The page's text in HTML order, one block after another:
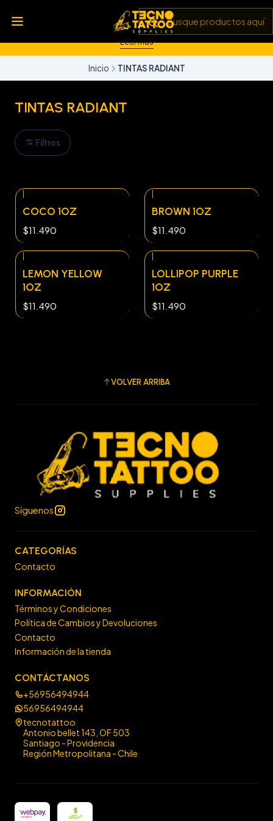
💥 Insumos, máquinas y tecnología de punta 💻 Todo lo que
necesitas para llevar tu arte al siguiente nivel 🎨 Calidad garantizada
Leer más
Inicio TINTAS RADIANT
TINTAS RADIANT
Filtros
|
COCO 1OZ
$11.490
|
BROWN 1OZ
$11.490
LEMON YELLOW
1OZ
$11.490
LOLLIPOP PURPLE
1OZ
$11.490
VOLVER ARRIBA
Síguenos
CATEGORÍAS
Contacto
INFORMACIÓN
Términos y Condiciones
Política de Cambios y Devoluciones
Contacto
Información de la tienda
CONTÁCTANOS
+56956494944
56956494944
tecnotattoo
Antonio bellet 143, OF 503
Santiago - Providencia
Región Metropolitana - Chile